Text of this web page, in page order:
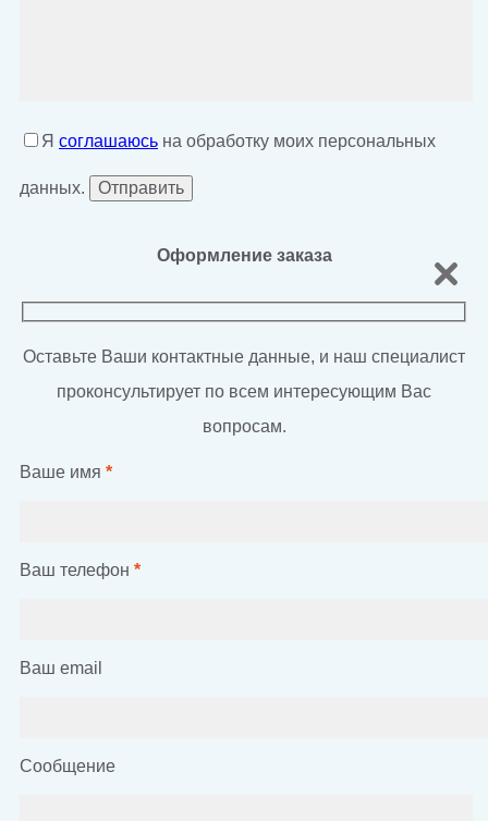
Я соглашаюсь на обработку моих персональных
данных.
Оформление заказа
Оставьте Ваши контактные данные, и наш специалист
проконсультирует по всем интересующим Вас
вопросам.
Ваше имя *
Ваш телефон *
Ваш email
Сообщение